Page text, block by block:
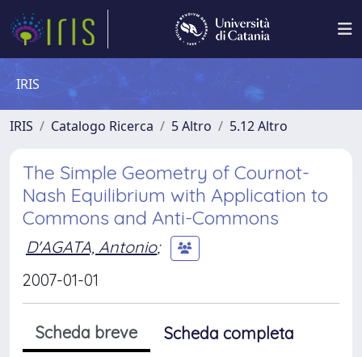
IRIS
IRIS Catalogo Ricerca 5 Altro 5.12 Altro
The Simple Geometry of Cournot-
Nash Equilibrium with Application to
Commons and Anti-Commons
D'AGATA, Antonio;
2007-01-01
Scheda breve
Scheda completa